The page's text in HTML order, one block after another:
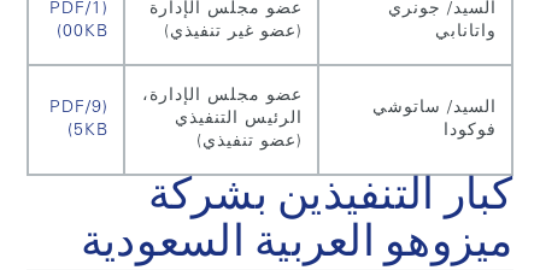
السيد/ جونري
واتانابي
عضو مجلس الإدارة
(عضو غير تنفيذي)
(PDF/1
00KB)
السيد/ ساتوشي
فوكودا
عضو مجلس الإدارة،
الرئيس التنفيذي
(عضو تنفيذي)
(PDF/9
5KB)
كبار التنفيذين بشركة
ميزوهو العربية السعودية